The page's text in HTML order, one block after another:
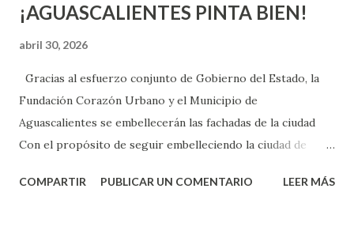
¡AGUASCALIENTES PINTA BIEN!
abril 30, 2026
Gracias al esfuerzo conjunto de Gobierno del Estado, la
Fundación Corazón Urbano y el Municipio de
Aguascalientes se embellecerán las fachadas de la ciudad
Con el propósito de seguir embelleciendo la ciudad de
municipal, Leo Montañez dio inicio al programa
COMPARTIR PUBLICAR UN COMENTARIO LEER MÁS